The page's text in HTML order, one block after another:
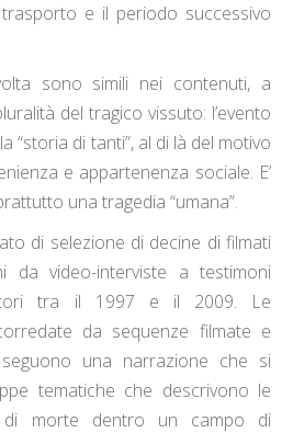
e il periodo successivo
sono simili nei contenuti, a
del tragico vissuto: l’evento
“storia di tanti”, al di là del motivo
e appartenenza sociale. E’
una tragedia “umana”.
di selezione di decine di filmati
da video-interviste a testimoni
tra il 1997 e il 2009. Le
da sequenze filmate e
una narrazione che si
tematiche che descrivono le
morte dentro un campo di